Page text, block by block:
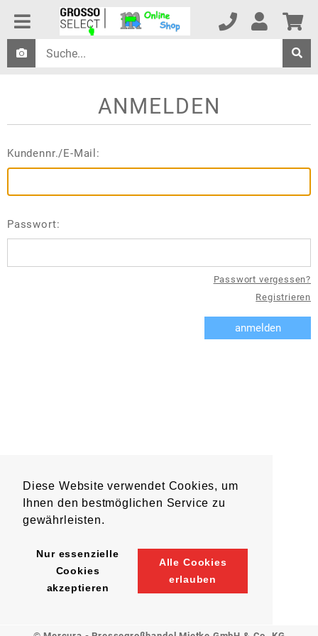
Diese Website verwendet Cookies, um
Ihnen den bestmöglichen Service zu
gewährleisten.
Nur essenzielle
Cookies
akzeptieren
Alle Cookies
erlauben
ANMELDEN
Kundennr./E-Mail:
Passwort:
Passwort vergessen?
Registrieren
anmelden